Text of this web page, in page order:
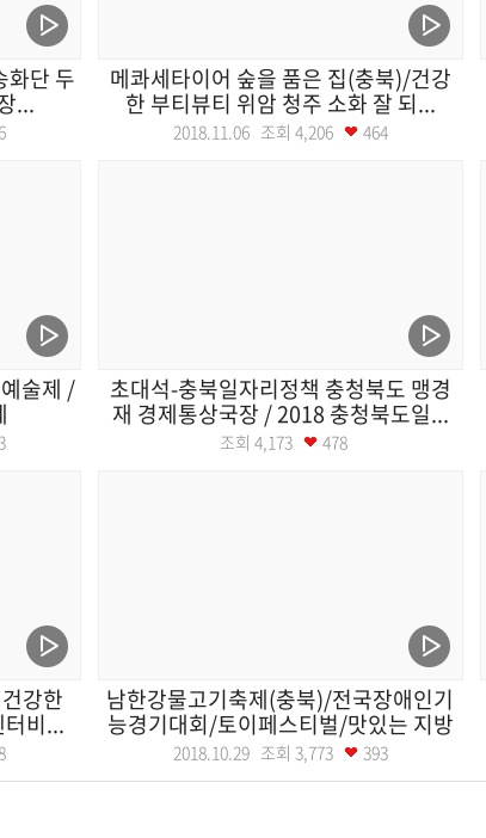
화단 두
...
메콰세타이어 숲을 품은 집(충북)/건강
한 부티뷰티 위암 청주 소화 잘 되...
2018.11.06 조회 4,206 464
술제 / 초대석-충북일자리정책 충청북도 맹경
재 경제통상국장 / 2018 충청북도일...
조회 4,173 478
강한
비...
남한강물고기축제(충북)/전국장애인기
능경기대회/토이페스티벌/맛있는 지방
2018.10.29 조회 3,773 393